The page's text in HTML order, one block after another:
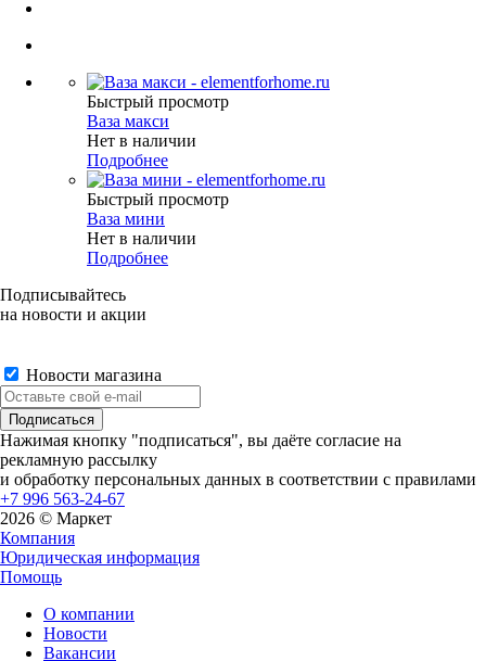
Быстрый просмотр
Ваза макси
Нет в наличии
Подробнее
Быстрый просмотр
Ваза мини
Нет в наличии
Подробнее
Подписывайтесь
на новости и акции
Новости магазина
Нажимая кнопку "подписаться", вы даёте согласие на
рекламную рассылку
и обработку персональных данных в соответствии с правилами
+7 996 563-24-67
2026 © Маркет
Компания
Юридическая информация
Помощь
О компании
Новости
Вакансии